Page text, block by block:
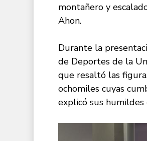
montañero y
Ahon.
Durante la
de Deportes de la
que resaltó las
ochomiles cuyas
explicó sus humildes